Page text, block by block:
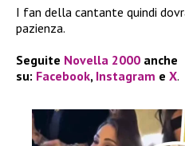
I fan della cantante quindi
pazienza.
Seguite Novella 2000 anche
su: Facebook, Instagram e X.